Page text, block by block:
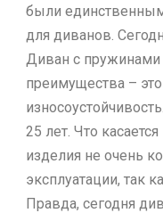
были
для диванов.
Диван с
преимущества –
25 лет. Что
изделия не очень
эксплуатации, так
Правда, сегодня